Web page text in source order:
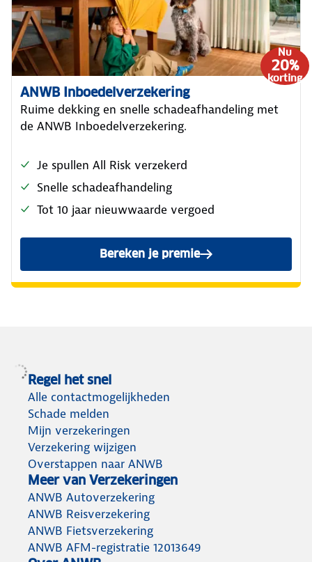
Nu
20%
korting
ANWB Inboedelverzekering
Ruime dekking en snelle schadeafhandeling met
de ANWB Inboedelverzekering.
Je spullen All Risk verzekerd
Snelle schadeafhandeling
Tot 10 jaar nieuwwaarde vergoed
Bereken je premie
van de ANWB
Regel het snel
Alle contactmogelijkheden
Schade melden
Mijn verzekeringen
Verzekering wijzigen
Overstappen naar ANWB
Meer van Verzekeringen
ANWB Autoverzekering
ANWB Reisverzekering
ANWB Fietsverzekering
ANWB AFM-registratie 12013649